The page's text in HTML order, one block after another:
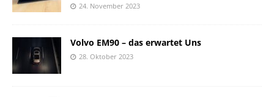
24. November 2023
Volvo EM90 – das erwartet Uns
28. Oktober 2023